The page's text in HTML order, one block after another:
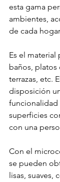
esta gama
ambientes,
de cada
Es el material
baños, platos
terrazas, etc.
disposición
funcionalidad
superficies
con una
Con el
se pueden
lisas, suaves,